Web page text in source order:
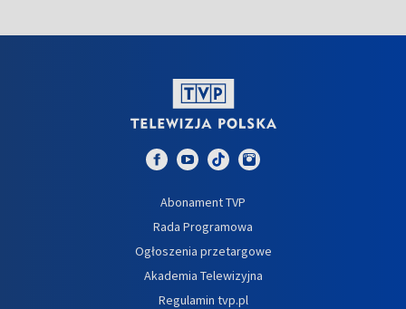
Abonament TVP
Rada Programowa
Ogłoszenia przetargowe
Akademia Telewizyjna
Regulamin tvp.pl